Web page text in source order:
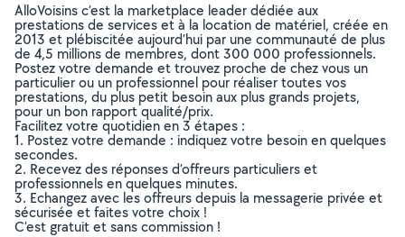
AlloVoisins c’est la marketplace leader dédiée aux
prestations de services et à la location de matériel, créée en
2013 et plébiscitée aujourd’hui par une communauté de plus
de 4,5 millions de membres, dont 300 000 professionnels.
Postez votre demande et trouvez proche de chez vous un
particulier ou un professionnel pour réaliser toutes vos
prestations, du plus petit besoin aux plus grands projets,
pour un bon rapport qualité/prix.
Facilitez votre quotidien en 3 étapes :
1. Postez votre demande : indiquez votre besoin en quelques
secondes.
2. Recevez des réponses d’offreurs particuliers et
professionnels en quelques minutes.
3. Echangez avec les offreurs depuis la messagerie privée et
sécurisée et faites votre choix !
C’est gratuit et sans commission !